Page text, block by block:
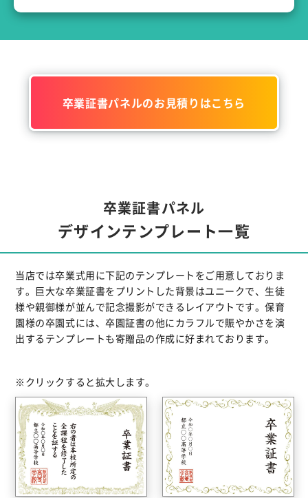
卒業証書パネルのお見積りはこちら
卒業証書パネル
デザインテンプレート一覧
当店では卒業式用に下記のテンプレートをご用意しておりま
す。巨大な卒業証書をプリントした背景はユニークで、生徒
様や親御様が並んで記念撮影ができるレイアウトです。保育
園様の卒園式には、卒園証書の他にカラフルで賑やかさを演
出するテンプレートも寄贈品の作成に好まれております。
※クリックすると拡大します。